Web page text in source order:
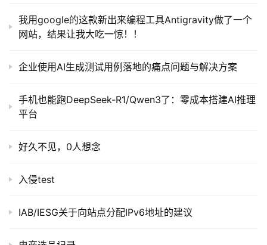
我用google的这款新出来编程工具Antigravity做了一个
网站，结果让我大吃一惊！！
企业使用AI生成测试用例落地的痛点问题与解决方案
手机也能跑DeepSeek-R1/Qwen3了：零成本搭建AI推理
平台
好久不见，0人想念
入侵test
IAB/IESG关于向站点分配IPv6地址的建议